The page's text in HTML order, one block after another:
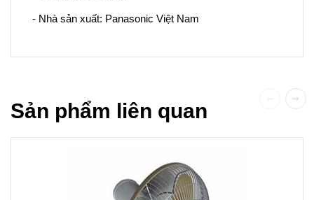
- Nhà sản xuất: Panasonic Việt Nam
Sản phẩm liên quan